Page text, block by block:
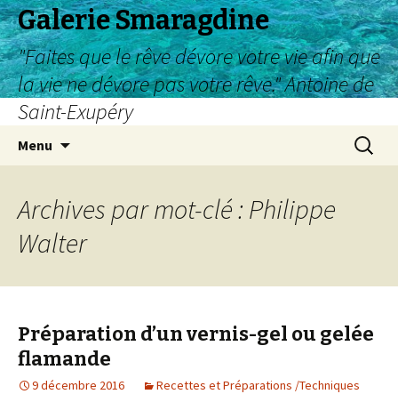
Galerie Smaragdine
"Faites que le rêve dévore votre vie afin que
la vie ne dévore pas votre rêve." Antoine de
Saint-Exupéry
Menu
Archives par mot-clé : Philippe
Walter
Préparation d’un vernis-gel ou gelée
flamande
9 décembre 2016
Recettes et Préparations /Techniques